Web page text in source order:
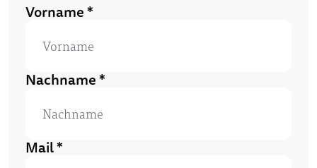
Vorname *
Nachname *
Mail *